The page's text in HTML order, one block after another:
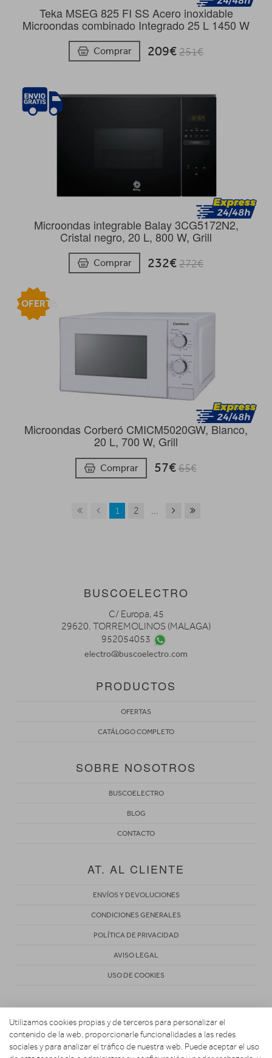
Teka MSEG 825 FI SS Acero inoxidable
Microondas combinado Integrado 25 L 1450 W
Comprar 209€251€
Microondas integrable Balay 3CG5172N2,
Cristal negro, 20 L, 800 W, Grill
Comprar 232€272€
Microondas Corberó CMICM5020GW, Blanco,
20 L, 700 W, Grill
Comprar 57€65€
OFERTA
1 2 ...
BUSCOELECTRO
C/ Europa, 45
29620. TORREMOLINOS (MALAGA)
952054053
electro@buscoelectro.com
PRODUCTOS
OFERTAS
CATÁLOGO COMPLETO
SOBRE NOSOTROS
BUSCOELECTRO
BLOG
CONTACTO
AT. AL CLIENTE
ENVÍOS Y DEVOLUCIONES
CONDICIONES GENERALES
POLÍTICA DE PRIVACIDAD
AVISO LEGAL
USO DE COOKIES
Utilizamos cookies propias y de terceros para personalizar el
contenido de la web, proporcionarle funcionalidades a las redes
sociales y para analizar el tráfico de nuestra web. Puede aceptar el uso